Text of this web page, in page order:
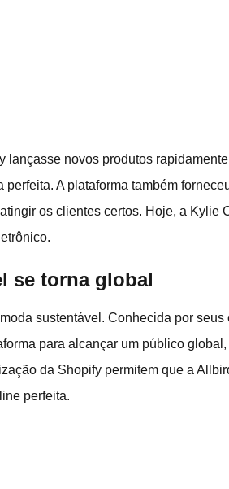
novos produtos
A plataforma também
os clientes certos. Hoje, a Kylie
se torna global
sustentável. Conhecida por
para alcançar um público
da Shopify permitem que a
perfeita.